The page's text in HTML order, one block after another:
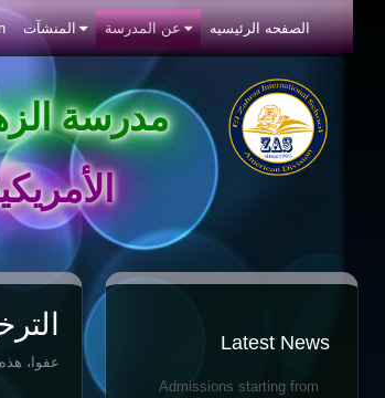
الصفحه الرئيسيه عن المدرسة المنشآت
مدرسة
Latest News
Admissions starting from
عفوا،